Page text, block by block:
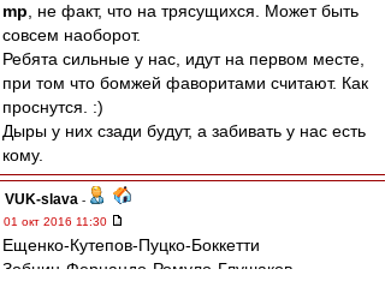
mp , не факт, что на трясущихся. Может быть
совсем наоборот.
Ребята сильные у нас, идут на первом месте,
при том что бомжей фаворитами считают. Как
проснутся. :)
Дыры у них сзади будут, а забивать у нас есть
кому.
VUK-slava -
01 окт 2016 11:30
Ещенко-Кутепов-Пуцко-Боккетти
Зобнин-Фернандо-Ромуло-Глушаков